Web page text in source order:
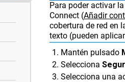
Para poder activar
Connect (Añadir
cobertura de red en
texto (pueden
Mantén pulsado
Selecciona
Selecciona una